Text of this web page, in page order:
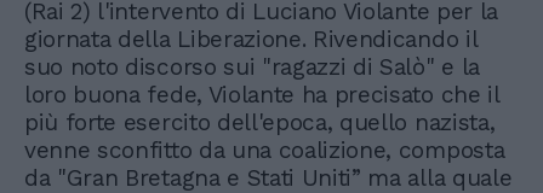
(Rai 2) l'intervento di Luciano Violante per la
giornata della Liberazione. Rivendicando il
suo noto discorso sui "ragazzi di Salò" e la
loro buona fede, Violante ha precisato che il
più forte esercito dell'epoca, quello nazista,
venne sconfitto da una coalizione, composta
da "Gran Bretagna e Stati Uniti” ma alla quale